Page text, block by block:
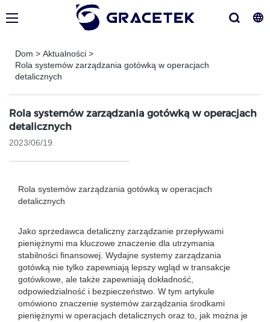
Dom > Aktualności >
Rola systemów zarządzania gotówką w operacjach
detalicznych
Rola systemów zarządzania gotówką w operacjach
detalicznych
2023/06/19
Rola systemów zarządzania gotówką w operacjach
detalicznych
Jako sprzedawca detaliczny zarządzanie przepływami
pieniężnymi ma kluczowe znaczenie dla utrzymania
stabilności finansowej. Wydajne systemy zarządzania
gotówką nie tylko zapewniają lepszy wgląd w transakcje
gotówkowe, ale także zapewniają dokładność,
odpowiedzialność i bezpieczeństwo. W tym artykule
omówiono znaczenie systemów zarządzania środkami
pieniężnymi w operacjach detalicznych oraz to, jak można je